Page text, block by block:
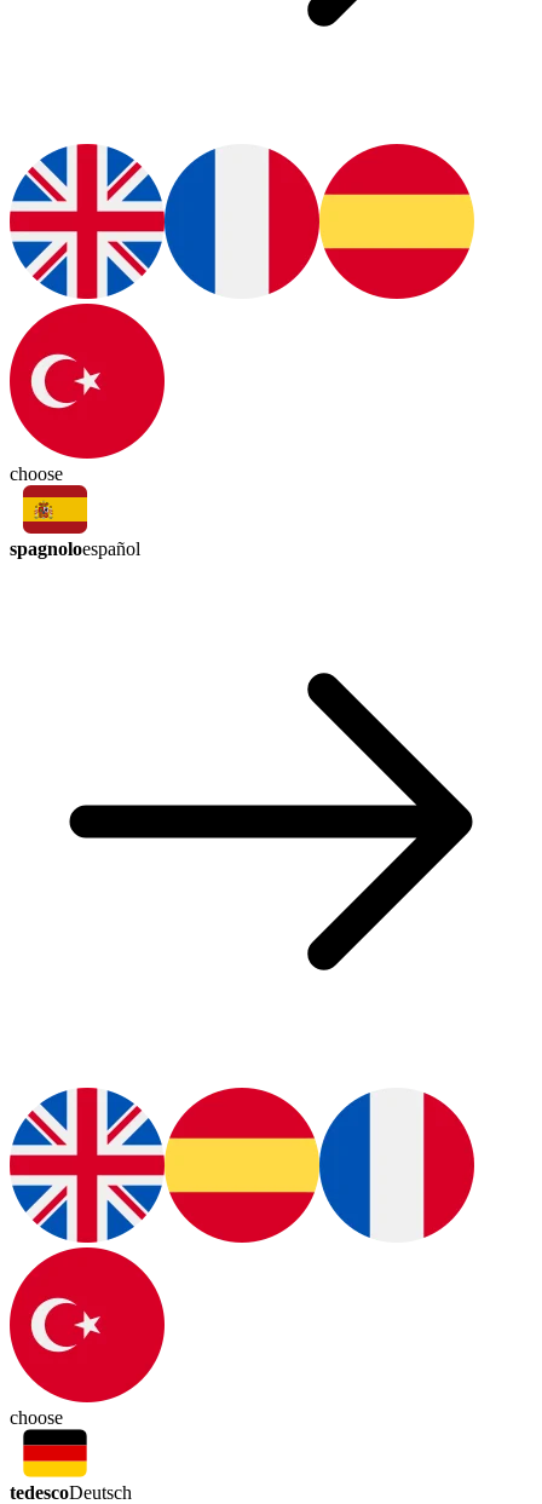
choose
spagnoloespañol
choose
tedescoDeutsch